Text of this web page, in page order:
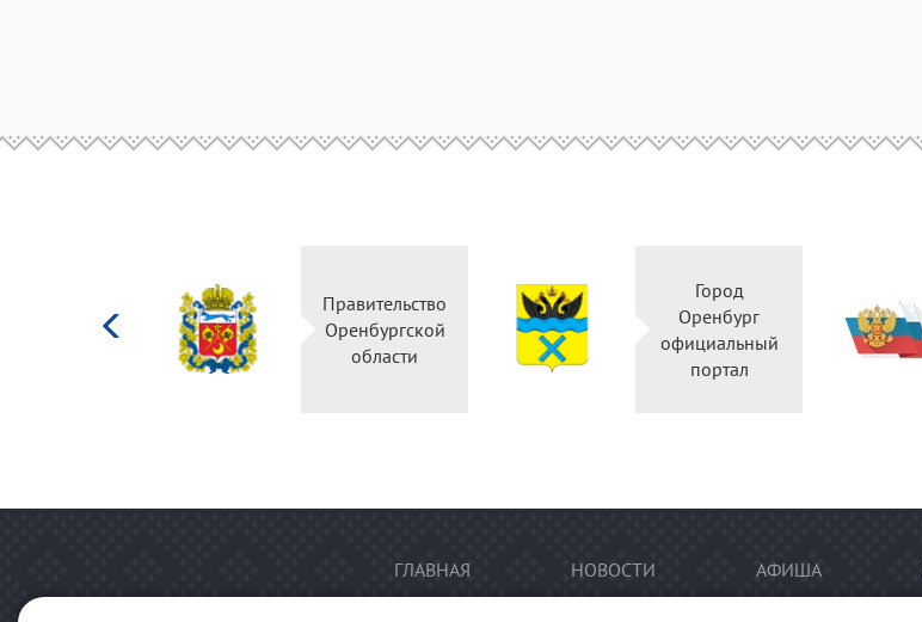
Правительство
Оренбургской
области
Город
Оренбург
официальный
портал
ГЛАВНАЯ НОВОСТИ АФИША